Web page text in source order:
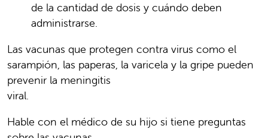
de la cantidad de dosis y cuándo deben
administrarse.
Las vacunas que protegen contra virus como el
sarampión, las paperas, la varicela y la gripe pueden
prevenir la meningitis
viral.
Hable con el médico de su hijo si tiene preguntas